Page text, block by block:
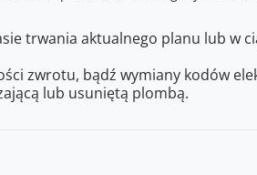
trwania aktualnego planu lub w
zwrotu, bądź wymiany kodów
lub usuniętą plombą.